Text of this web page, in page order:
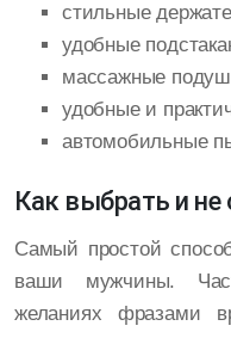
стильные
удобные
массажные
удобные и
автомобильные
Как выбрать и не
Самый простой
ваши мужчины.
желаниях фразами